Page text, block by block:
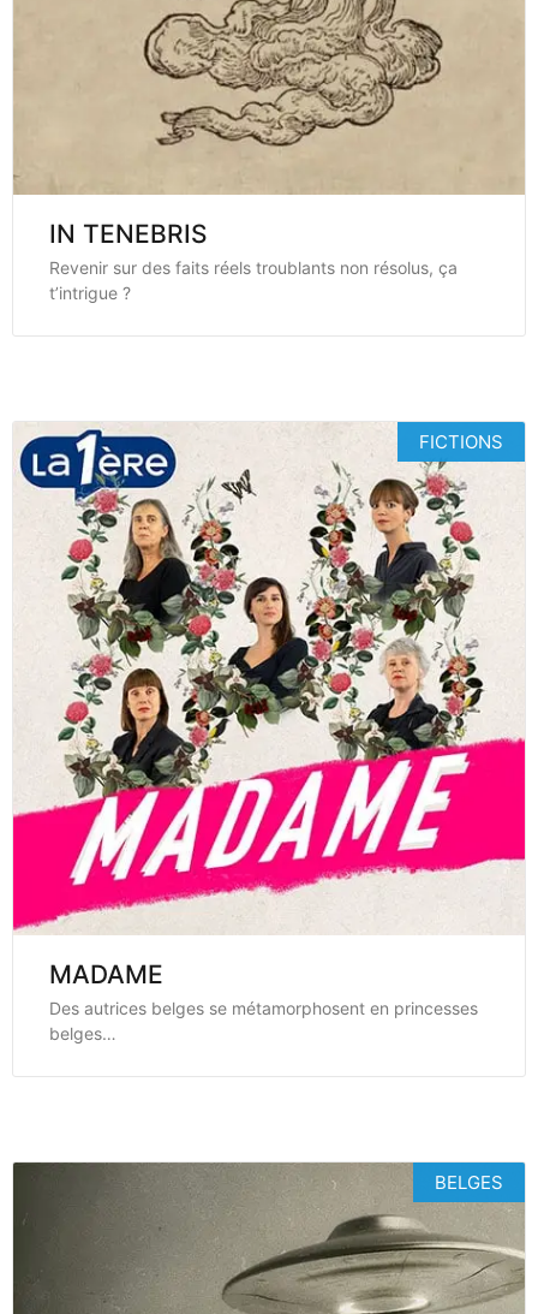
IN TENEBRIS
Revenir sur des faits réels troublants non résolus, ça
t’intrigue ?
FICTIONS
MADAME
Des autrices belges se métamorphosent en princesses
belges…
BELGES